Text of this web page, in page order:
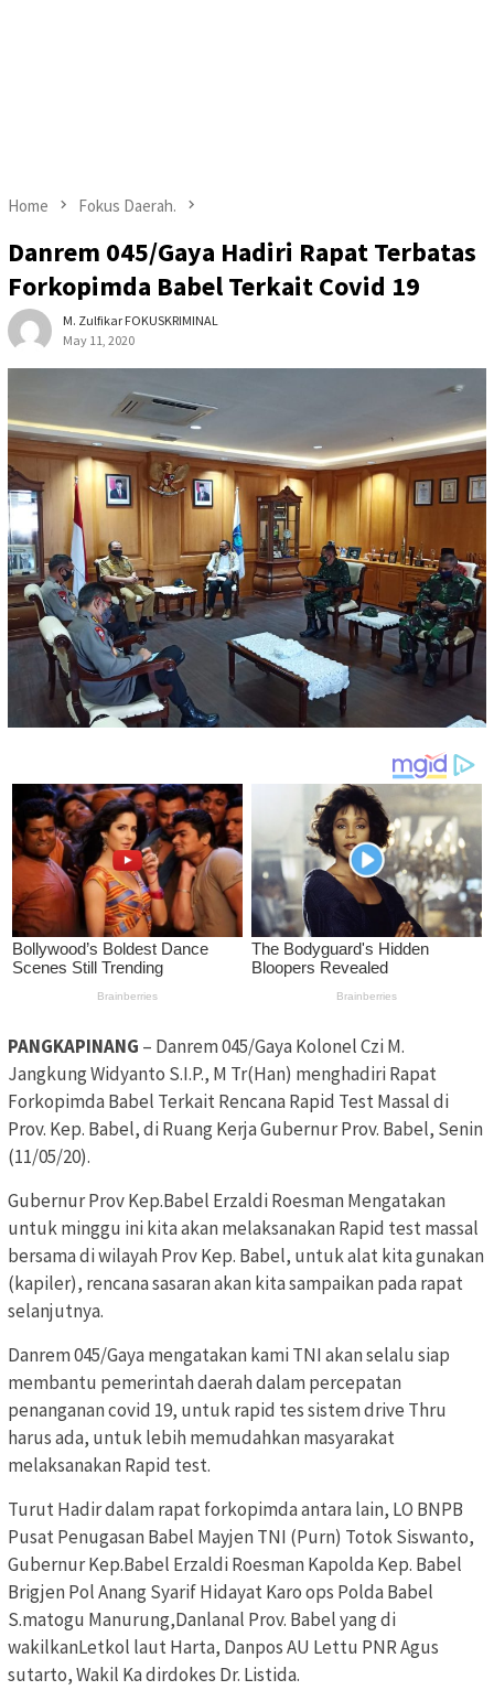
Home Fokus Daerah.
Danrem 045/Gaya Hadiri Rapat Terbatas
Forkopimda Babel Terkait Covid 19
M. Zulfikar FOKUSKRIMINAL
May 11, 2020
PANGKAPINANG – Danrem 045/Gaya Kolonel Czi M.
Jangkung Widyanto S.I.P., M Tr(Han) menghadiri Rapat
Forkopimda Babel Terkait Rencana Rapid Test Massal di
Prov. Kep. Babel, di Ruang Kerja Gubernur Prov. Babel, Senin
(11/05/20).
Gubernur Prov Kep.Babel Erzaldi Roesman Mengatakan
untuk minggu ini kita akan melaksanakan Rapid test massal
bersama di wilayah Prov Kep. Babel, untuk alat kita gunakan
(kapiler), rencana sasaran akan kita sampaikan pada rapat
selanjutnya.
Danrem 045/Gaya mengatakan kami TNI akan selalu siap
membantu pemerintah daerah dalam percepatan
penanganan covid 19, untuk rapid tes sistem drive Thru
harus ada, untuk lebih memudahkan masyarakat
melaksanakan Rapid test.
Turut Hadir dalam rapat forkopimda antara lain, LO BNPB
Pusat Penugasan Babel Mayjen TNI (Purn) Totok Siswanto,
Gubernur Kep.Babel Erzaldi Roesman Kapolda Kep. Babel
Brigjen Pol Anang Syarif Hidayat Karo ops Polda Babel
S.matogu Manurung,Danlanal Prov. Babel yang di
wakilkanLetkol laut Harta, Danpos AU Lettu PNR Agus
sutarto, Wakil Ka dirdokes Dr. Listida.